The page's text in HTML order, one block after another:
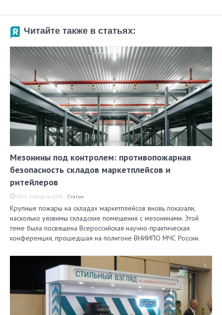
Читайте также в статьях:
Мезонины под контролем: противопожарная
безопасность складов маркетплейсов и
ритейлеров
14:14, 4 августа 2026 Статьи
Крупные пожары на складах маркетплейсов вновь показали,
насколько уязвимы складские помещения с мезонинами. Этой
теме была посвящена Всероссийская научно-практическая
конференция, прошедшая на полигоне ВНИИПО МЧС России.